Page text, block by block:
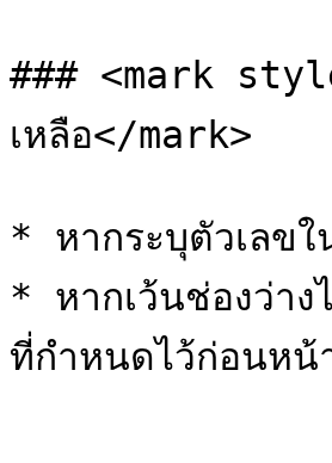
### <mark
เหลือ</mark>
* หากระบุตัวเลข
* หากเว้นช่องว่าง